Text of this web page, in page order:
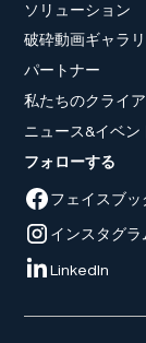
ソリューション
破砕動画ギャラ
パートナー
私たちのクライ
ニュース&イベン
フォローする
フェイスブッ
インスタグラ
LinkedIn